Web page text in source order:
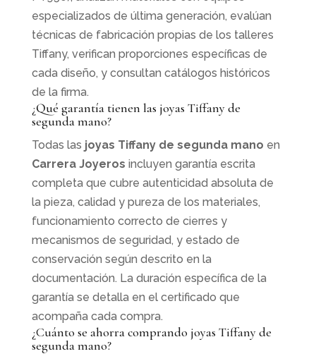
especializados de última generación, evalúan
técnicas de fabricación propias de los talleres
Tiffany, verifican proporciones específicas de
cada diseño, y consultan catálogos históricos
de la firma.
¿Qué garantía tienen las joyas Tiffany de
segunda mano?
Todas las joyas Tiffany de segunda mano en
Carrera Joyeros incluyen garantía escrita
completa que cubre autenticidad absoluta de
la pieza, calidad y pureza de los materiales,
funcionamiento correcto de cierres y
mecanismos de seguridad, y estado de
conservación según descrito en la
documentación. La duración específica de la
garantía se detalla en el certificado que
acompaña cada compra.
¿Cuánto se ahorra comprando joyas Tiffany de
segunda mano?